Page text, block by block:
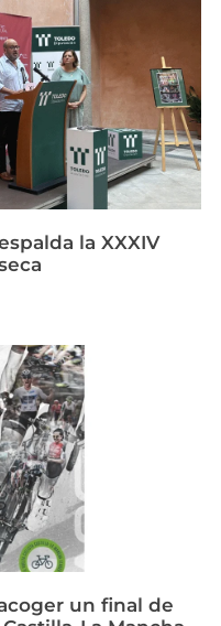
la XXXIV
un final de